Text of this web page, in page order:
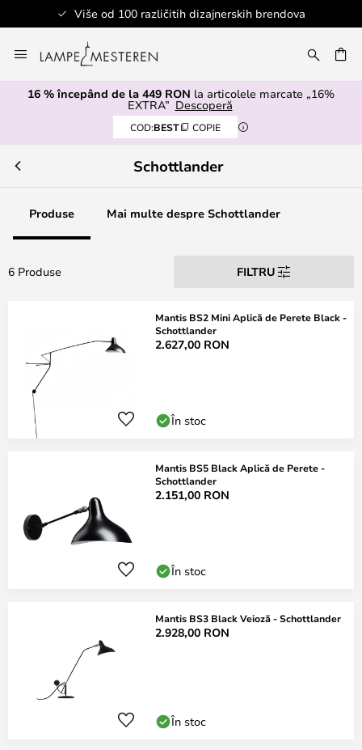
Više od 100 različitih dizajnerskih brendova
la
Continut
16 % începând de la 449 RON la articolele marcate „16%
EXTRA” Descoperă
COD:BEST COPIE
Schottlander
Produse Mai multe despre Schottlander
6 Produse FILTRU
Mantis BS2 Mini Aplică de Perete Black -
Schottlander
2.627,00 RON
În stoc
Mantis BS5 Black Aplică de Perete -
Schottlander
2.151,00 RON
În stoc
Mantis BS3 Black Veioză - Schottlander
2.928,00 RON
În stoc